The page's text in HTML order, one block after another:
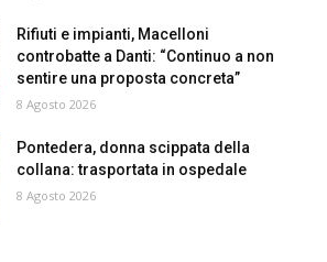
Rifiuti e impianti, Macelloni
controbatte a Danti: “Continuo a non
sentire una proposta concreta”
8 Agosto 2026
Pontedera, donna scippata della
collana: trasportata in ospedale
8 Agosto 2026